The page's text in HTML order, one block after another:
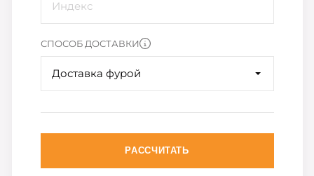
СПОСОБ ДОСТАВКИ
Доставка фурой
РАССЧИТАТЬ